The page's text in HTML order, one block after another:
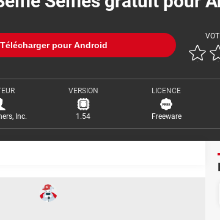
Télécharger pour Android
Inc.
VERSION
1.54
LICENCE
Freeware